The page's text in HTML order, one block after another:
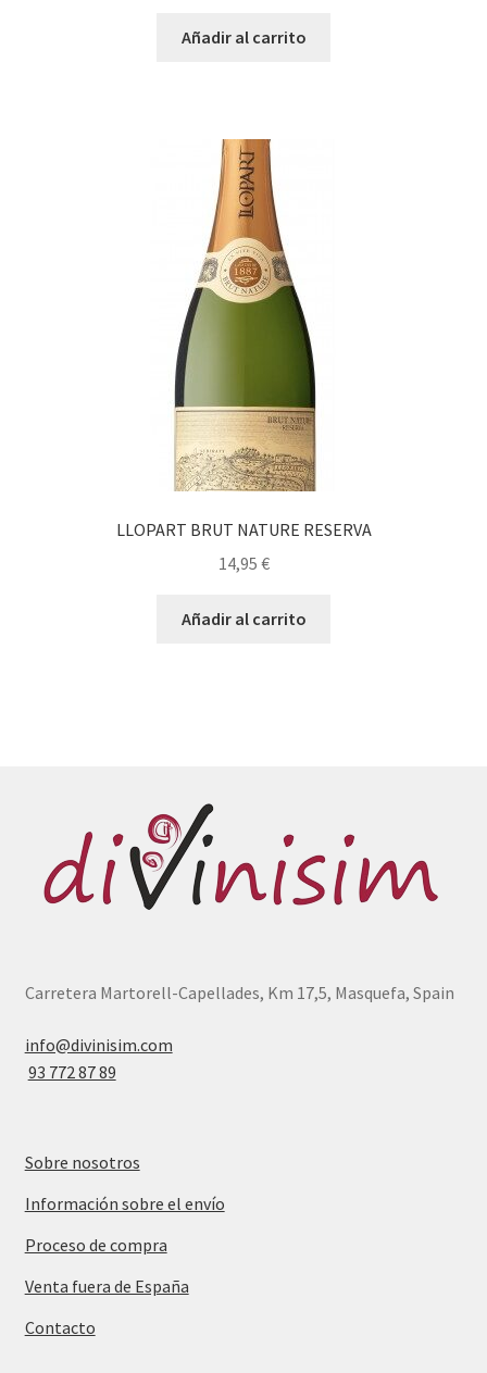
Añadir al carrito
LLOPART BRUT NATURE RESERVA
14,95 €
Añadir al carrito
Carretera Martorell-Capellades, Km 17,5, Masquefa, Spain
info@divinisim.com
93 772 87 89
Sobre nosotros
Información sobre el envío
Proceso de compra
Venta fuera de España
Contacto